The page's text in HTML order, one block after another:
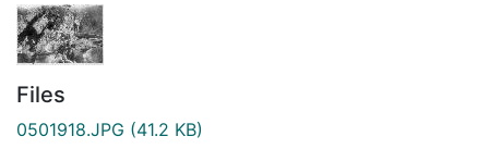
Files
0501918.JPG (41.2 KB)